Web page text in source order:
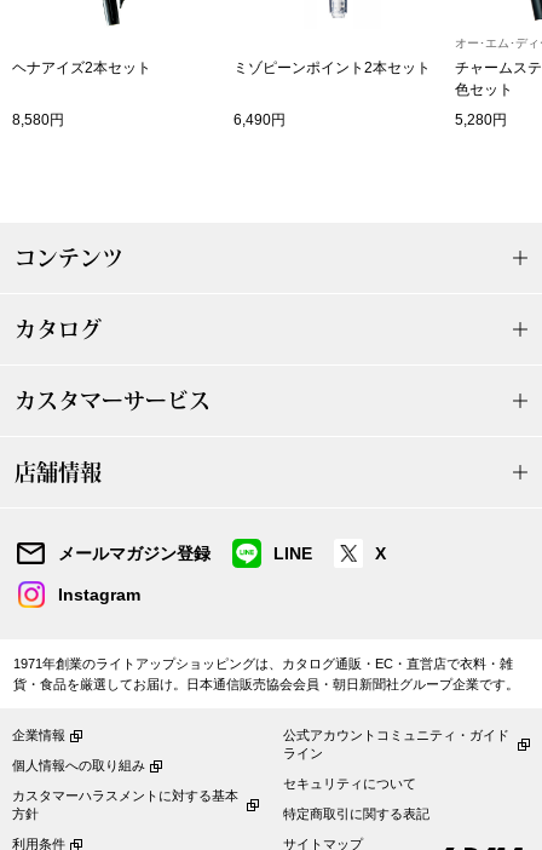
セイコー〉マウリッツハイス美術館公認フェ
ア
ベルト
その他
おすすめブラ
ヘナアイズ2本セット
8,580円
ミゾピーンポイント2本セット
6,490円
オー･エム･ディ
チャームス
色セット
5,280円
コンテンツ
カタログ
カスタマーサービス
店舗情報
メールマガジン登録 LINE X
Instagram
1971年創業のライトアップショッピングは、カタログ通販・EC・直営店で衣料・雑
貨・食品を厳選してお届け。日本通信販売協会会員・朝日新聞社グループ企業です。
企業情報
個人情報への取り組み
カスタマーハラスメントに対する基本
方針
利用条件
公式アカウントコミュニティ・ガイド
ライン
セキュリティについて
特定商取引に関する表記
サイトマップ